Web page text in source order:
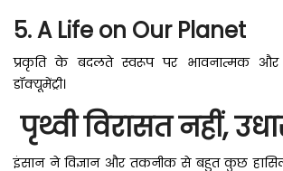
5. A Life on Our Planet
प्रकृति के बदलते स्वरूप पर भावनात्मक और
डॉक्यूमेंट्री।
पृथ्वी विरासत नहीं,
इंसान ने विज्ञान और तकनीक से बहुत कुछ